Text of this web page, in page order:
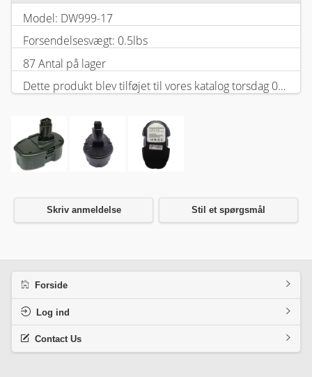
Model: DW999-17
Forsendelsesvægt: 0.5lbs
87 Antal på lager
Dette produkt blev tilføjet til vores katalog torsdag 05 februar, 2026.
Skriv anmeldelse Stil et spørgsmål
Forside
Log ind
Contact Us